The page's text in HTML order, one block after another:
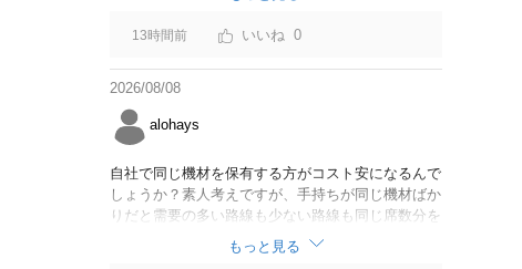
13時間前 0
2026/08/08
alohays
自社で同じ機材を保有する方がコスト安になるんで
しょうか？素人考えですが、手持ちが同じ機材ばか
りだと需要の多い路線も少ない路線も同じ席数分を
供給することになるので、需要が多い路線には大型
機材を当て、少ない路線には小型機材を当てるな
もっと見る